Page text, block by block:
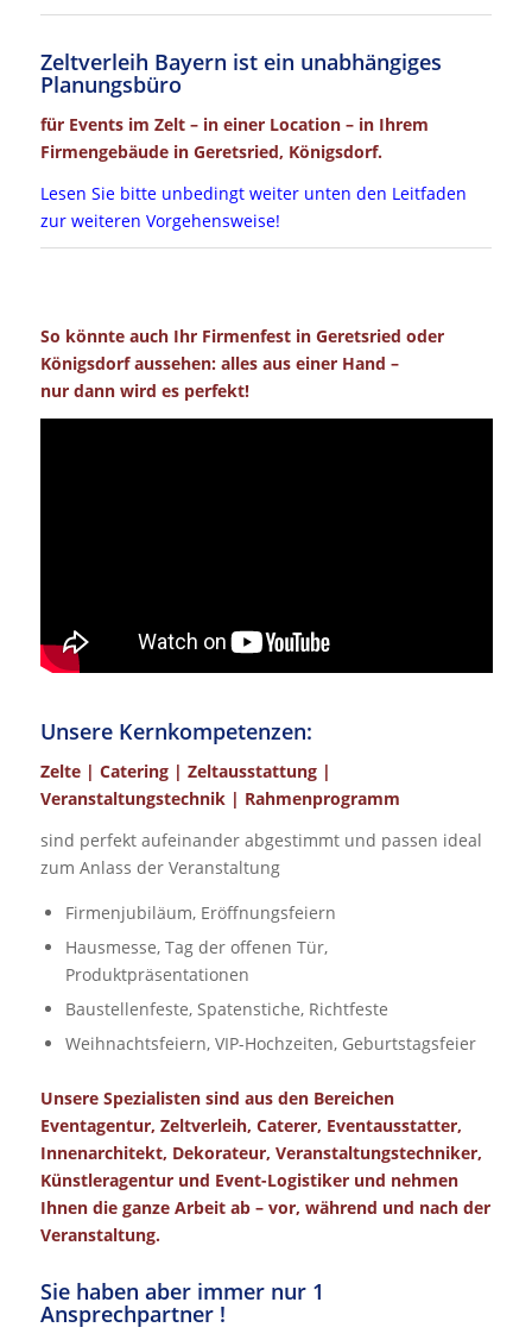
Zeltverleih Bayern ist ein unabhängiges
Planungsbüro
für Events im Zelt – in einer Location – in Ihrem
Firmengebäude in Geretsried, Königsdorf.
Lesen Sie bitte unbedingt weiter unten den Leitfaden
zur weiteren Vorgehensweise!
So könnte auch Ihr Firmenfest in Geretsried oder
Königsdorf aussehen: alles aus einer Hand –
nur dann wird es perfekt!
Unsere Kernkompetenzen:
Zelte | Catering | Zeltausstattung |
Veranstaltungstechnik | Rahmenprogramm
sind perfekt aufeinander abgestimmt und passen ideal
zum Anlass der Veranstaltung
Firmenjubiläum, Eröffnungsfeiern
Hausmesse, Tag der offenen Tür,
Produktpräsentationen
Baustellenfeste, Spatenstiche, Richtfeste
Weihnachtsfeiern, VIP-Hochzeiten, Geburtstagsfeier
Unsere Spezialisten sind aus den Bereichen
Eventagentur, Zeltverleih, Caterer, Eventausstatter,
Innenarchitekt, Dekorateur, Veranstaltungstechniker,
Künstleragentur und Event-Logistiker und nehmen
Ihnen die ganze Arbeit ab – vor, während und nach der
Veranstaltung.
Sie haben aber immer nur 1
Ansprechpartner !